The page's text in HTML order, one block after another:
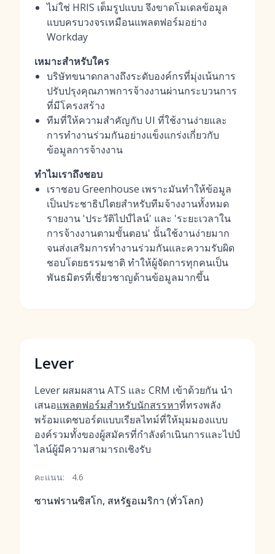
ไม่ใช่ HRIS เต็มรูปแบบ จึงขาดโมเดลข้อมูล
แบบครบวงจรเหมือนแพลตฟอร์มอย่าง
Workday
เหมาะสำหรับใคร
บริษัทขนาดกลางถึงระดับองค์กรที่มุ่งเน้นการ
ปรับปรุงคุณภาพการจ้างงานผ่านกระบวนการ
ที่มีโครงสร้าง
ทีมที่ให้ความสำคัญกับ UI ที่ใช้งานง่ายและ
การทำงานร่วมกันอย่างแข็งแกร่งเกี่ยวกับ
ข้อมูลการจ้างงาน
ทำไมเราถึงชอบ
เราชอบ Greenhouse เพราะมันทำให้ข้อมูล
เป็นประชาธิปไตยสำหรับทีมจ้างงานทั้งหมด
รายงาน 'ประวัติไปป์ไลน์' และ 'ระยะเวลาใน
การจ้างงานตามขั้นตอน' นั้นใช้งานง่ายมาก
จนส่งเสริมการทำงานร่วมกันและความรับผิด
ชอบโดยธรรมชาติ ทำให้ผู้จัดการทุกคนเป็น
พันธมิตรที่เชี่ยวชาญด้านข้อมูลมากขึ้น
Lever
Lever ผสมผสาน ATS และ CRM เข้าด้วยกัน นำ
เสนอแพลตฟอร์มสำหรับนักสรรหาที่ทรงพลัง
พร้อมแดชบอร์ดแบบเรียลไทม์ที่ให้มุมมองแบบ
องค์รวมทั้งของผู้สมัครที่กำลังดำเนินการและไปป์
ไลน์ผู้มีความสามารถเชิงรับ
คะแนน: 4.6
ซานฟรานซิสโก, สหรัฐอเมริกา (ทั่วโลก)